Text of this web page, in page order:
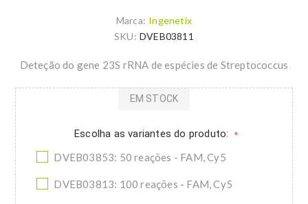
Marca: Ingenetix
SKU: DVEB03811
Deteção do gene 23S rRNA de espécies de Streptococcus
Escolha as variantes do produto: *
DVEB03853: 50 reações - FAM, Cy5
DVEB03813: 100 reações - FAM, Cy5
EM STOCK